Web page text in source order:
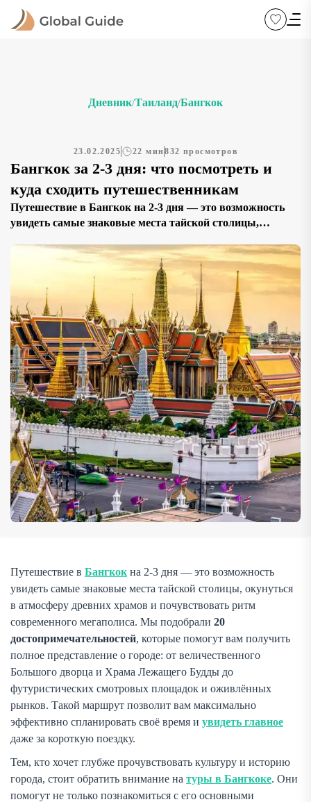
Дневник/Таиланд/Бангкок
23.02.2025 22 мин832 просмотров
Бангкок за 2-3 дня: что посмотреть и
куда сходить путешественникам
Путешествие в Бангкок на 2-3 дня — это возможность
увидеть самые знаковые места тайской столицы,
ритм современного мегаполиса. Мы подобрали 20
достопримечательностей, которые помогут вам получить
полное представление о городе: от величественного
Большого дворца и Храма Лежащего Будды до
футуристических смотровых площадок и оживлённых
рынков. Такой маршрут позволит […]
Путешествие в Бангкок на 2-3 дня — это возможность
увидеть самые знаковые места тайской столицы, окунуться
в атмосферу древних храмов и почувствовать ритм
современного мегаполиса. Мы подобрали 20
достопримечательностей, которые помогут вам получить
полное представление о городе: от величественного
Большого дворца и Храма Лежащего Будды до
футуристических смотровых площадок и оживлённых
рынков. Такой маршрут позволит вам максимально
эффективно спланировать своё время и увидеть главное
даже за короткую поездку.
Тем, кто хочет глубже прочувствовать культуру и историю
города, стоит обратить внимание на туры в Бангкоке. Они
помогут не только познакомиться с его основными